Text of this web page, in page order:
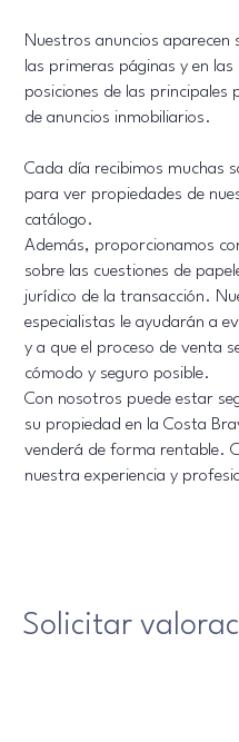
Nuestros anuncios aparecen
las primeras páginas y en
posiciones de las principales
de anuncios inmobiliarios.
Cada día recibimos muchas
para ver propiedades de
catálogo.
Además, proporcionamos
sobre las cuestiones de
jurídico de la transacción.
especialistas le ayudarán a
y a que el proceso de venta
cómodo y seguro posible.
Con nosotros puede estar
su propiedad en la Costa
venderá de forma rentable.
nuestra experiencia y
Solicitar